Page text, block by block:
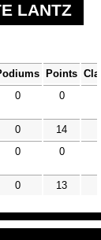
LANTZ
Points
0 0
0
14
0 0
0 13